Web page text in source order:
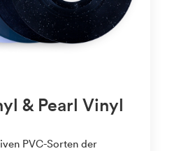
& Pearl Vinyl
PVC-Sorten der